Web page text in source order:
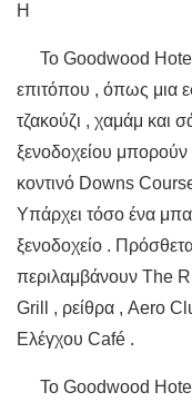
Η
Το Goodwood Hotel
επιτόπου , όπως μια
τζακούζι , χαμάμ και
ξενοδοχείου μπορούν
κοντινό Downs
Υπάρχει τόσο ένα
ξενοδοχείο .
περιλαμβάνουν The
Grill , ρείθρα , Aero
Ελέγχου Café .
Το Goodwood Hotel